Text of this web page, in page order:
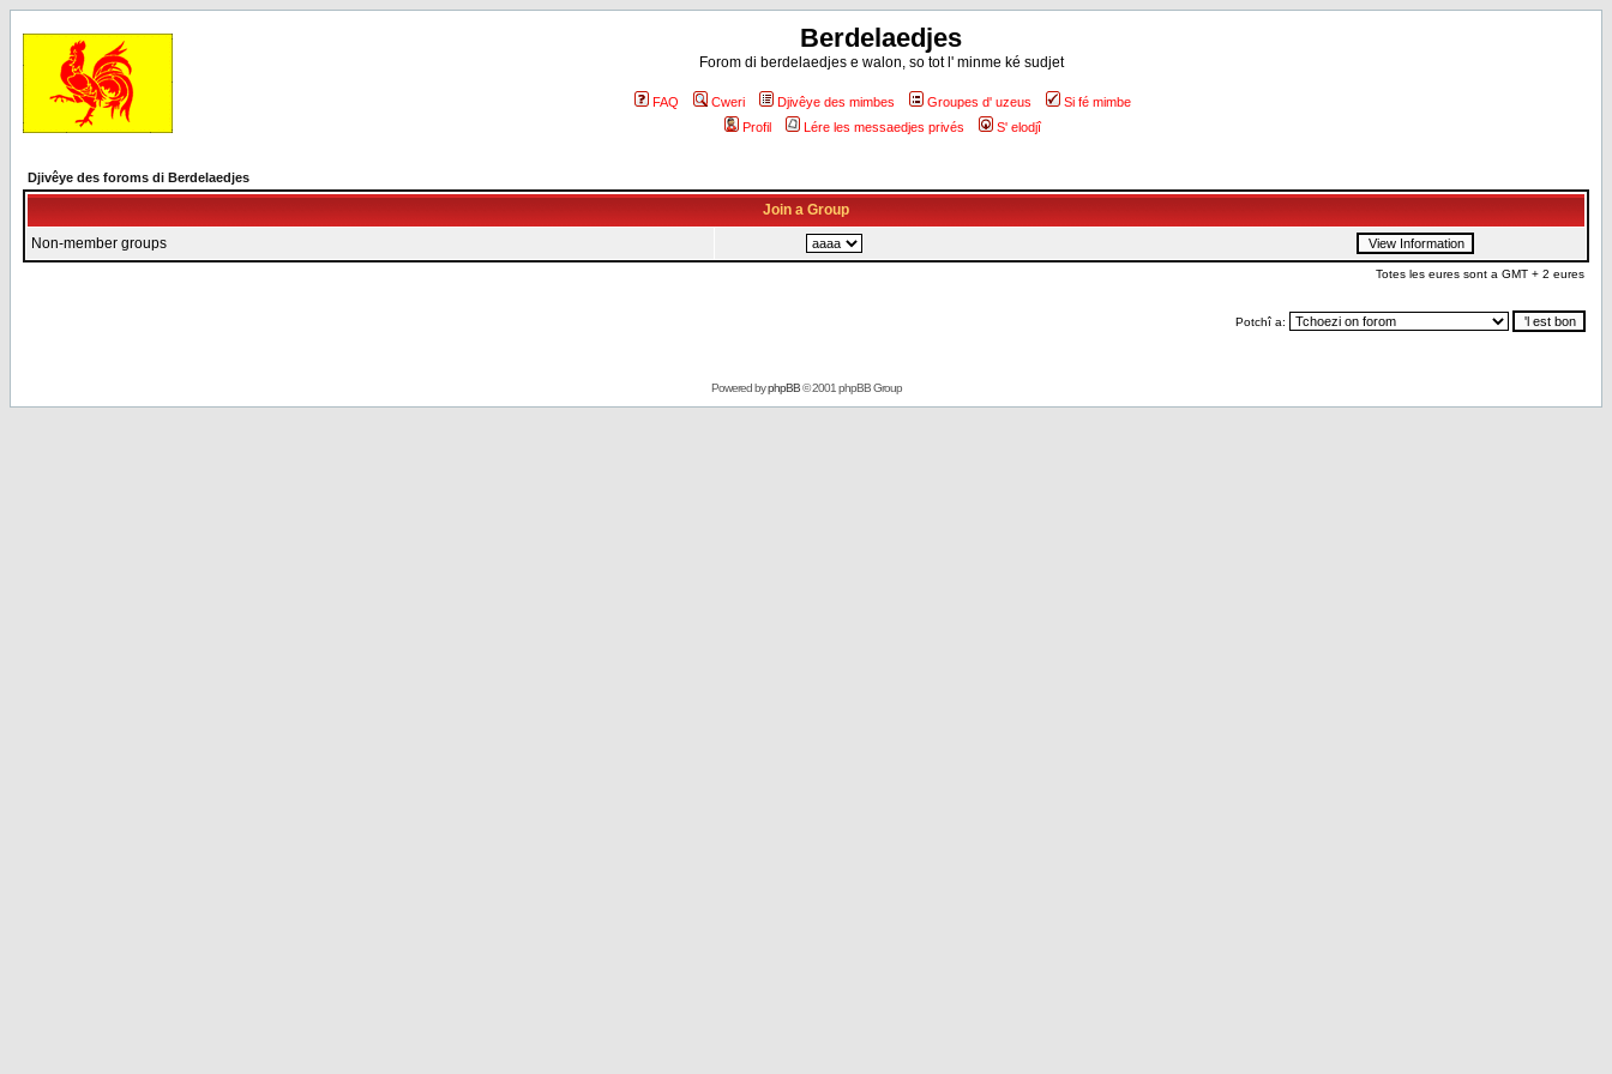
Berdelaedjes
Forom di berdelaedjes e walon, so tot l' minme ké sudjet
FAQ Cweri Djivêye des mimbes Groupes d' uzeus
Si fé mimbe
Profil
Lére les messaedjes privés S' elodjî
Djivêye des foroms di Berdelaedjes
Join a Group
Non-member groups
Totes les eures sont a GMT + 2 eures
Potchî a:
Powered byphpBB© 2001 phpBB Group